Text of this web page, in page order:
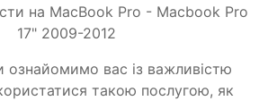
на MacBook Pro - Macbook Pro
17" 2009-2012
вас із важливістю
такою послугою, як